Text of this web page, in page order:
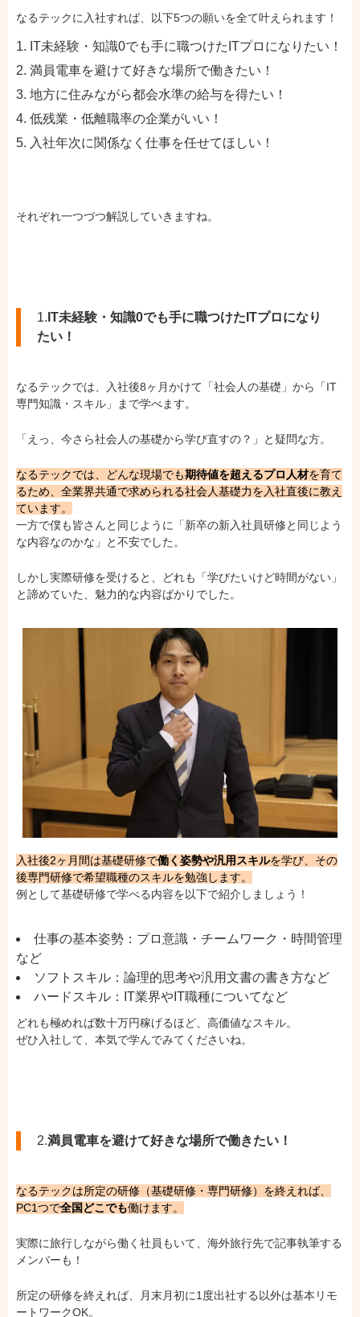
なるテックに入社すれば、以下5つの願いを全て叶えられます！
IT未経験・知識0でも手に職つけたITプロになりたい！
満員電車を避けて好きな場所で働きたい！
地方に住みながら都会水準の給与を得たい！
低残業・低離職率の企業がいい！
入社年次に関係なく仕事を任せてほしい！
それぞれ一つづつ解説していきますね。
1. IT未経験・知識0でも手に職つけたITプロになり
たい！
なるテックでは、入社後8ヶ月かけて「社会人の基礎」から「IT
専門知識・スキル」まで学べます。
「えっ、今さら社会人の基礎から学び直すの？」と疑問な方。
なるテックでは、どんな現場でも期待値を超えるプロ人材を育て
るため、全業界共通で求められる社会人基礎力を入社直後に教え
ています。
一方で僕も皆さんと同じように「新卒の新入社員研修と同じよう
な内容なのかな」と不安でした。
しかし実際研修を受けると、どれも「学びたいけど時間がない」
と諦めていた、魅力的な内容ばかりでした。
入社後2ヶ月間は基礎研修で働く姿勢や汎用スキルを学び、その
後専門研修で希望職種のスキルを勉強します。
例として基礎研修で学べる内容を以下で紹介しましょう！
仕事の基本姿勢：プロ意識・チームワーク・時間管理
など
ソフトスキル：論理的思考や汎用文書の書き方など
ハードスキル：IT業界やIT職種についてなど
どれも極めれば数十万円稼げるほど、高価値なスキル。
ぜひ入社して、本気で学んでみてくださいね。
2.満員電車を避けて好きな場所で働きたい！
なるテックは所定の研修（基礎研修・専門研修）を終えれば、
PC1つで全国どこでも働けます。
実際に旅行しながら働く社員もいて、海外旅行先で記事執筆する
メンバーも！
所定の研修を終えれば、月末月初に1度出社する以外は基本リモ
ートワークOK。